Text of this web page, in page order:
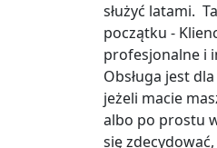
służyć latami.
początku -
profesjonalne i
Obsługa jest
jeżeli macie
albo po prostu
się